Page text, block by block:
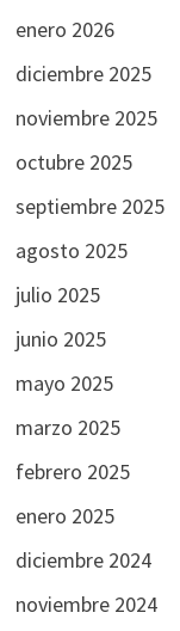
enero 2026
diciembre 2025
noviembre 2025
octubre 2025
septiembre 2025
agosto 2025
julio 2025
junio 2025
mayo 2025
marzo 2025
febrero 2025
enero 2025
diciembre 2024
noviembre 2024